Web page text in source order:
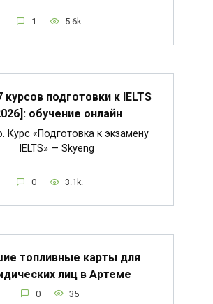
1 5.6k.
подготовки к IELTS
обучение онлайн
Курс «Подготовка к экзамену
IELTS» — Skyeng
0 3.1k.
топливные карты для
лиц в Артеме
0 35